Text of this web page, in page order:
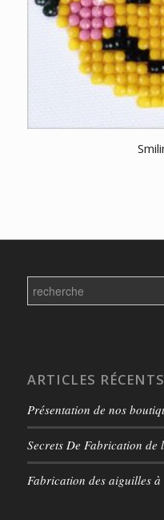
Search
for:
ARTICLES RÉCENTS
Présentation de nos
Secrets De Fabrication de
Fabrication des aiguilles à